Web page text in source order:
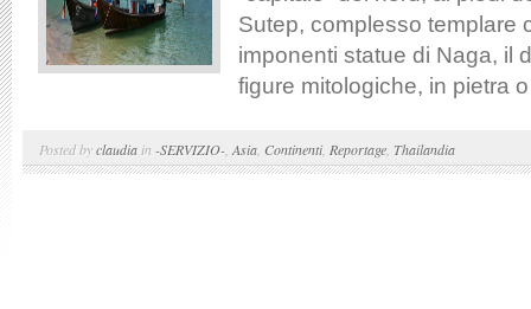
Sutep, complesso templare
imponenti statue di Naga, il
figure mitologiche, in pietra
Posted byclaudia in -SERVIZIO- Asia Continenti, Reportage Thailandia